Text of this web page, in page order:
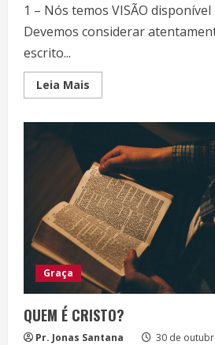
1 – Nós temos VISÃO
Devemos considerar
escrito...
Leia Mais
more
Graça
QUEM É CRISTO?
Pr. Jonas Santana 30 de